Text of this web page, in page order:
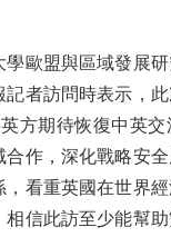
歐盟與區域發展研
記者訪問時表示，
方期待恢復中英交
合作，深化戰略安
，看重英國在世界
相信此訪至少能幫